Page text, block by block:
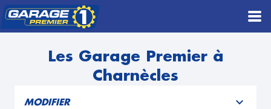
Les Garage Premier à
Charnècles
MODIFIER